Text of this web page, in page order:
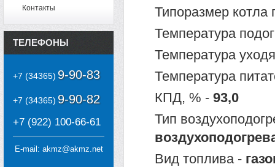
Типоразмер
Температура
Температура
Температура
КПД, % - 93,0
Тип
Вид топлива -
Контакты
ТЕЛЕФОНЫ
+7 (34365) 9-90-83
+7 (34365) 9-90-82
+7 (922) 100-66-61
E-mail: akmz@akmz.net